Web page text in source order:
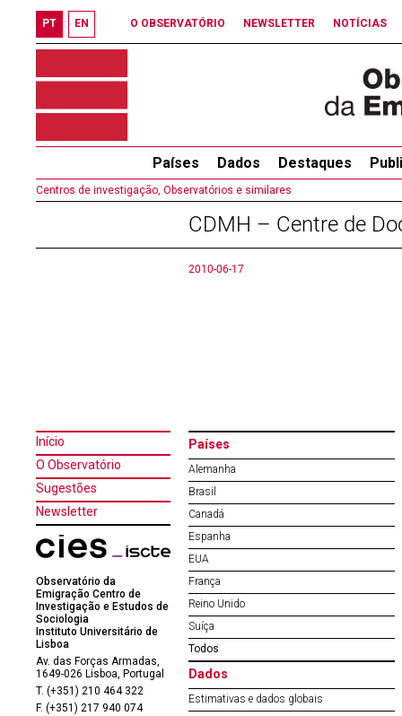
PT EN O OBSERVATÓRIO NEWSLETTER NOTÍCIAS
Países Dados Destaques
Centros de investigação, Observatórios e similares
CDMH – Centre de
2010-06-17
Início
O Observatório
Sugestões
Newsletter
Observatório da
Emigração Centro de
Investigação e Estudos de
Sociologia
Instituto Universitário de
Lisboa
Av. das Forças Armadas,
1649-026 Lisboa, Portugal
T. (+351) 210 464 322
F. (+351) 217 940 074
Países
Alemanha
Brasil
Canadá
Espanha
EUA
França
Reino Unido
Suíça
Todos
Dados
Estimativas e dados globais